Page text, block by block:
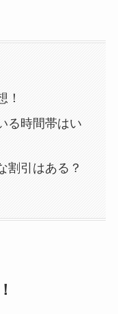
！
る時間帯はい
割引はある？